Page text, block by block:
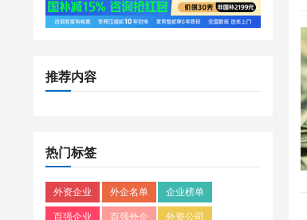
推荐内容
热门标签
外资企业 外企名单 企业榜单
百强企业 百强外企 外资公司